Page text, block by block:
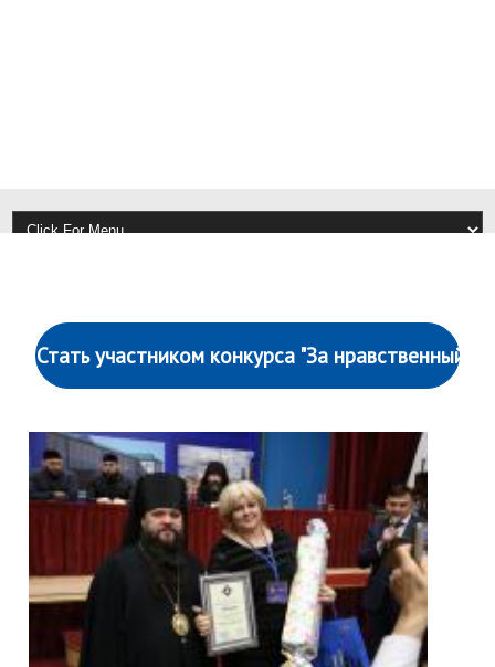
Стать участником конкурса "За нравственный